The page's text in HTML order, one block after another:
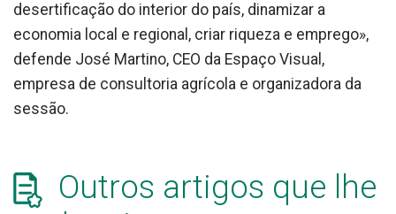
desertificação do interior do país, dinamizar a
economia local e regional, criar riqueza e emprego»,
defende José Martino, CEO da Espaço Visual,
empresa de consultoria agrícola e organizadora da
sessão.
Outros artigos que lhe